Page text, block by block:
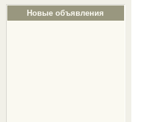
Новые объявления